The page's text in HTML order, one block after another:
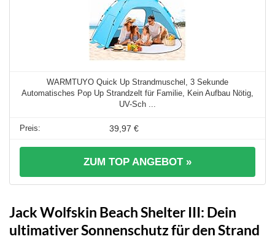
WARMTUYO Quick Up Strandmuschel, 3 Sekunde
Automatisches Pop Up Strandzelt für Familie, Kein Aufbau Nötig,
UV-Sch ...
39,97 €
ZUM TOP ANGEBOT »
Jack Wolfskin Beach Shelter III: Dein
ultimativer Sonnenschutz für den Strand